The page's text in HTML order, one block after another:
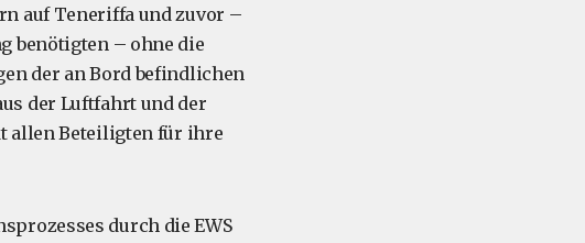
auf Teneriffa und zuvor –
benötigten – ohne die
der an Bord befindlichen
der Luftfahrt und der
allen Beteiligten für ihre
durch die EWS